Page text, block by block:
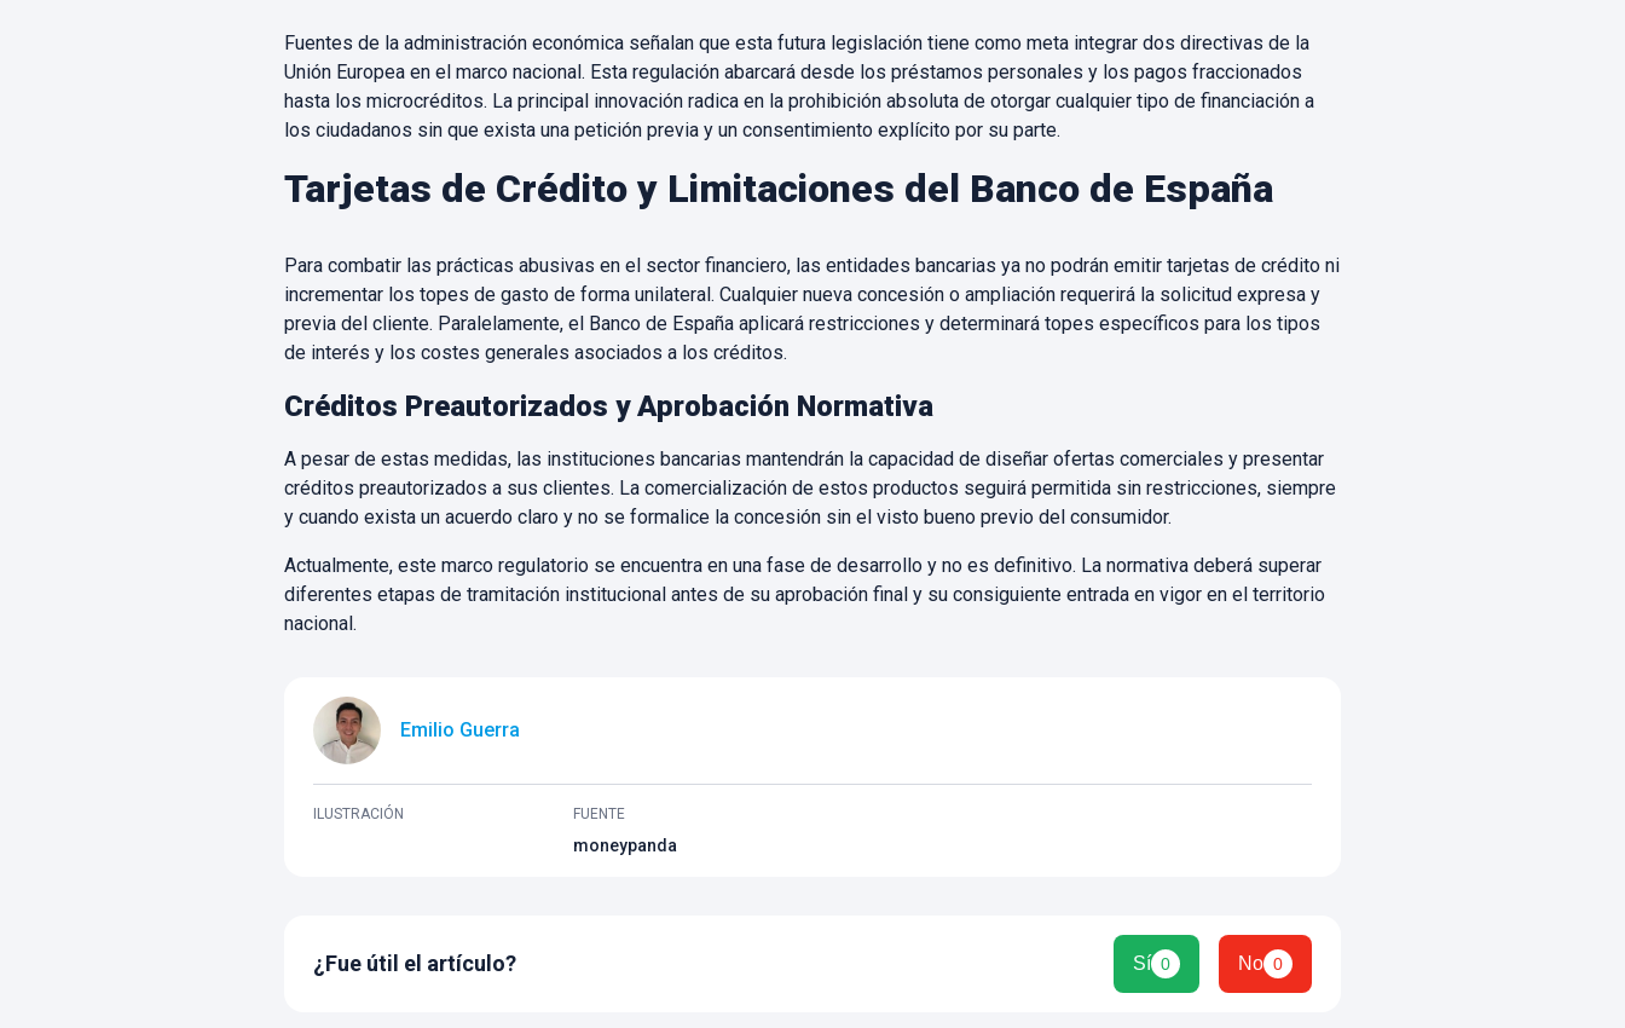
Fuentes de la administración económica señalan que esta futura legislación tiene como meta integrar dos directivas de la
Unión Europea en el marco nacional. Esta regulación abarcará desde los préstamos personales y los pagos fraccionados
hasta los microcréditos. La principal innovación radica en la prohibición absoluta de otorgar cualquier tipo de financiación a
los ciudadanos sin que exista una petición previa y un consentimiento explícito por su parte.
Tarjetas de Crédito y Limitaciones del Banco de España
Para combatir las prácticas abusivas en el sector financiero, las entidades bancarias ya no podrán emitir tarjetas de crédito ni
incrementar los topes de gasto de forma unilateral. Cualquier nueva concesión o ampliación requerirá la solicitud expresa y
previa del cliente. Paralelamente, el Banco de España aplicará restricciones y determinará topes específicos para los tipos
de interés y los costes generales asociados a los créditos.
Créditos Preautorizados y Aprobación Normativa
A pesar de estas medidas, las instituciones bancarias mantendrán la capacidad de diseñar ofertas comerciales y presentar
créditos preautorizados a sus clientes. La comercialización de estos productos seguirá permitida sin restricciones, siempre
y cuando exista un acuerdo claro y no se formalice la concesión sin el visto bueno previo del consumidor.
Actualmente, este marco regulatorio se encuentra en una fase de desarrollo y no es definitivo. La normativa deberá superar
diferentes etapas de tramitación institucional antes de su aprobación final y su consiguiente entrada en vigor en el territorio
nacional.
Emilio Guerra
ILUSTRACIÓN FUENTE
moneypanda
¿Fue útil el artículo? Sí 0 No 0